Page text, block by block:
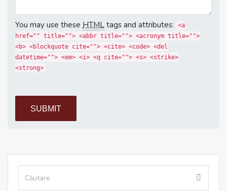
You may use these HTML tags and attributes:
<a
href="" title=""> <abbr title=""> <acronym title="">
<b> <blockquote cite=""> <cite> <code> <del
datetime=""> <em> <i> <q cite=""> <s> <strike>
<strong>